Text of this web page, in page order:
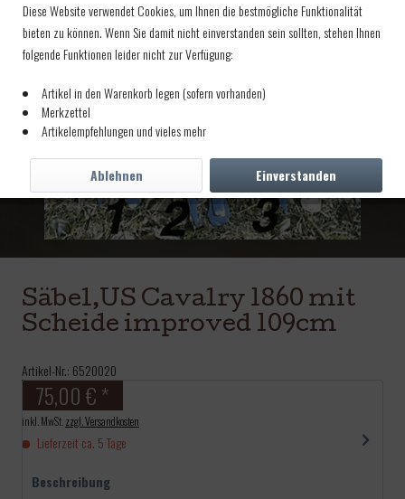
Säbel,US Cavalry 1860 mit
Scheide improved 109cm
Artikel-Nr.: 6520020
75,00 € *
inkl. MwSt. zzgl. Versandkosten
Lieferzeit ca. 5 Tage
Beschreibung
Diese Website verwendet Cookies, um Ihnen die bestmögliche Funktionalität
bieten zu können. Wenn Sie damit nicht einverstanden sein sollten, stehen Ihnen
folgende Funktionen leider nicht zur Verfügung:
Artikel in den Warenkorb legen (sofern vorhanden)
Merkzettel
Artikelempfehlungen und vieles mehr
Einverstanden
Ablehnen